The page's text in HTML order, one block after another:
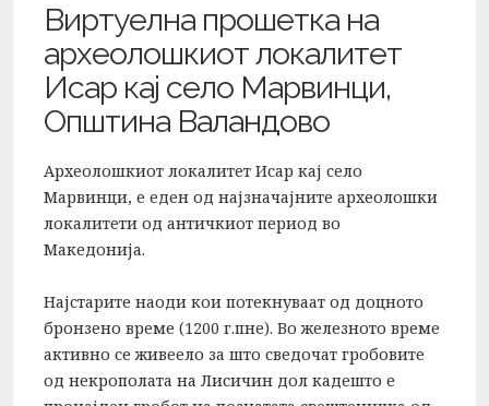
Виртуелна прошетка на
археолошкиот локалитет
Исар кај село Марвинци,
Општина Валандово
Археолошкиот локалитет Исар кај село
Марвинци, е еден од најзначајните археолошки
локалитети од античкиот период во
Македонија.
Најстарите наоди кои потекнуваат од доцното
бронзено време (1200 г.пне). Во железното време
активно се живеело за што сведочат гробовите
од некрополата на Лисичин дол кадешто е